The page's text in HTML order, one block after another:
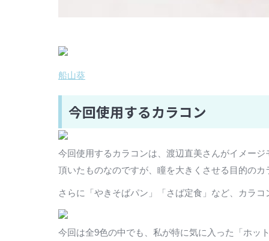
船山葵
今回使用するカラコン
今回使用するカラコンは、渡辺直美さんがイメー
頂いたものなのですが、瞳を大きくさせる目的の
さらに「やきそばパン」「さば定食」など、カラ
今回は全9色の中でも、私が特に気に入った「ホッ